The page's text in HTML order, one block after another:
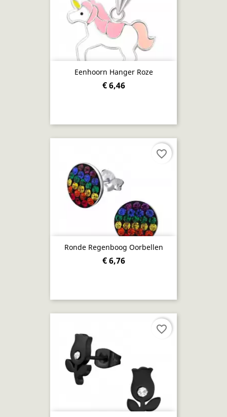
Eenhoorn Hanger Roze
€ 6,46
Ronde Regenboog Oorbellen
€ 6,76
favorite_border
favorite_border